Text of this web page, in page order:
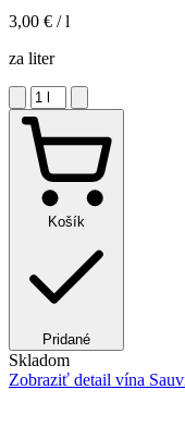
3,00 € / l
za liter
Košík
Pridané
Skladom
Zobraziť detail vína